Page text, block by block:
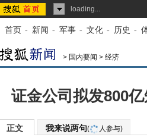
loading...
首页 - 新闻 - 军事 - 文化 - 历史 -
> 国内要闻 > 经济
证金公司拟发800
正文 我来说两句( 人参与)